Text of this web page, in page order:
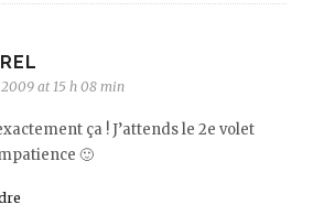
at 15 h 08 min
ça ! J’attends le 2e volet
🙂